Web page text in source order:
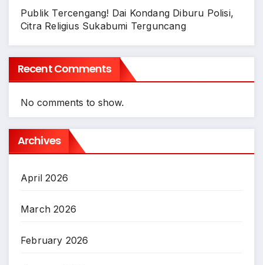
Publik Tercengang! Dai Kondang Diburu Polisi,
Citra Religius Sukabumi Terguncang
Recent Comments
No comments to show.
Archives
April 2026
March 2026
February 2026